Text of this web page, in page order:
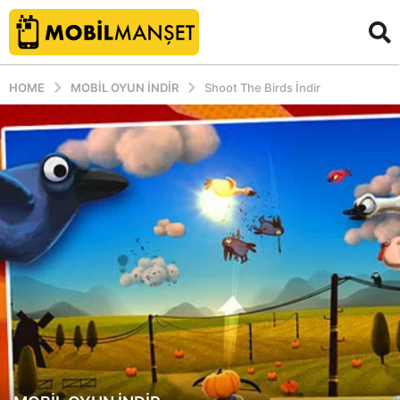
HOME MOBIL OYUN INDIR Shoot The Birds İndir